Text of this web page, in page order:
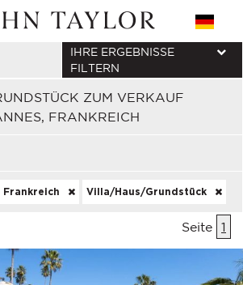
ZUM VERKAUF
FRANKREICH
IHRE ERGEBNISSE
FILTERN
Frankreich Villa/Haus/Grundstück
Seite 1